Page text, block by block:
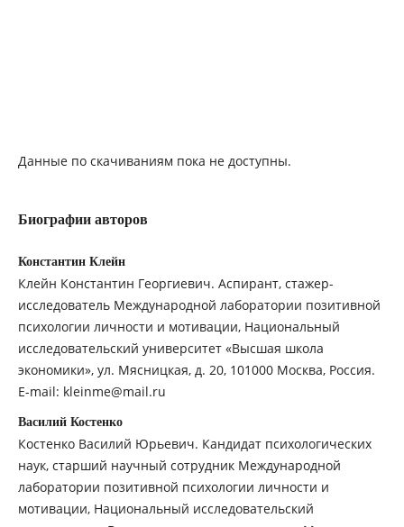
Данные по скачиваниям пока не доступны.
Биографии авторов
Константин Клейн
Клейн Константин Георгиевич. Аспирант, стажер-
исследователь Международной лаборатории позитивной
психологии личности и мотивации, Национальный
исследовательский университет «Высшая школа
экономики», ул. Мясницкая, д. 20, 101000 Москва, Россия.
E-mail: kleinme@mail.ru
Василий Костенко
Костенко Василий Юрьевич. Кандидат психологических
наук, старший научный сотрудник Международной
лаборатории позитивной психологии личности и
мотивации, Национальный исследовательский